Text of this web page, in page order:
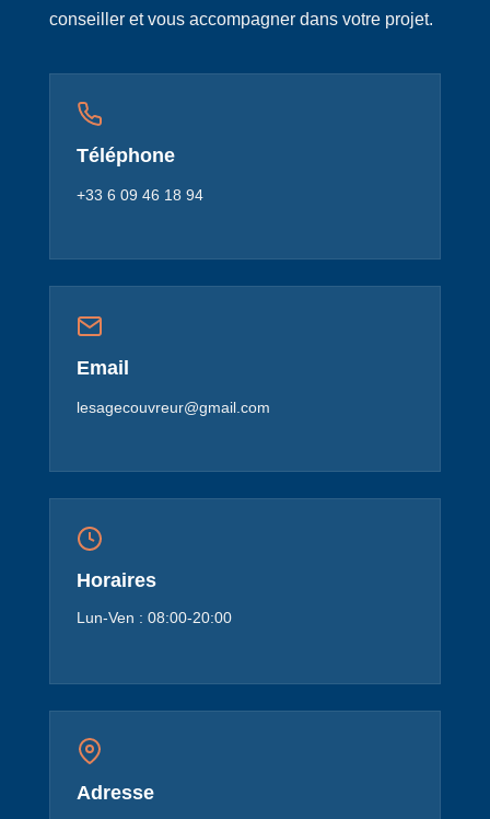
conseiller et vous accompagner dans votre projet.
Téléphone
+33 6 09 46 18 94
Email
lesagecouvreur@gmail.com
Horaires
Lun-Ven : 08:00-20:00
Adresse